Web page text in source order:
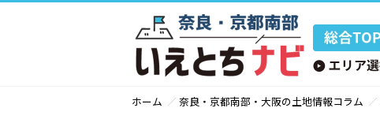
ホーム 奈良・京都南部・大阪の土地情報コラム